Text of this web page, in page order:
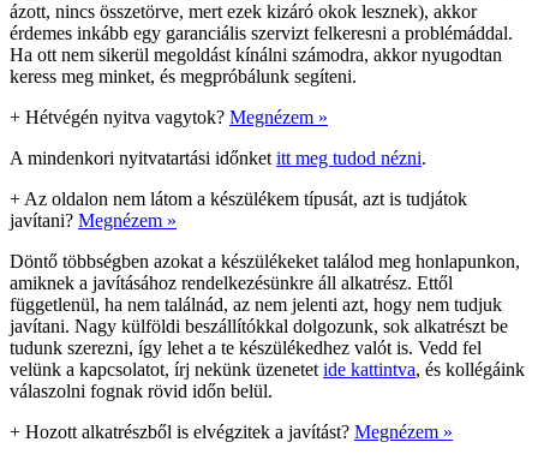
ázott, nincs összetörve, mert ezek kizáró okok lesznek), akkor
érdemes inkább egy garanciális szervizt felkeresni a problémáddal.
Ha ott nem sikerül megoldást kínálni számodra, akkor nyugodtan
keress meg minket, és megpróbálunk segíteni.
+ Hétvégén nyitva vagytok? Megnézem »
A mindenkori nyitvatartási időnket itt meg tudod nézni.
+ Az oldalon nem látom a készülékem típusát, azt is tudjátok
javítani? Megnézem »
Döntő többségben azokat a készülékeket találod meg honlapunkon,
amiknek a javításához rendelkezésünkre áll alkatrész. Ettől
függetlenül, ha nem találnád, az nem jelenti azt, hogy nem tudjuk
javítani. Nagy külföldi beszállítókkal dolgozunk, sok alkatrészt be
tudunk szerezni, így lehet a te készülékedhez valót is. Vedd fel
velünk a kapcsolatot, írj nekünk üzenetet ide kattintva, és kollégáink
válaszolni fognak rövid időn belül.
+ Hozott alkatrészből is elvégzitek a javítást? Megnézem »